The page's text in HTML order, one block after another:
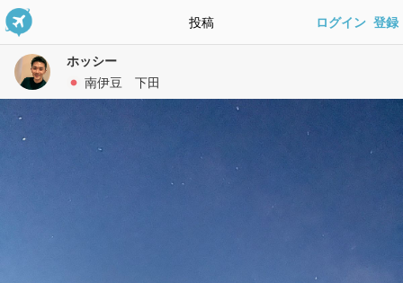
投稿 ログイン 登録
ホッシー
南伊豆 下田